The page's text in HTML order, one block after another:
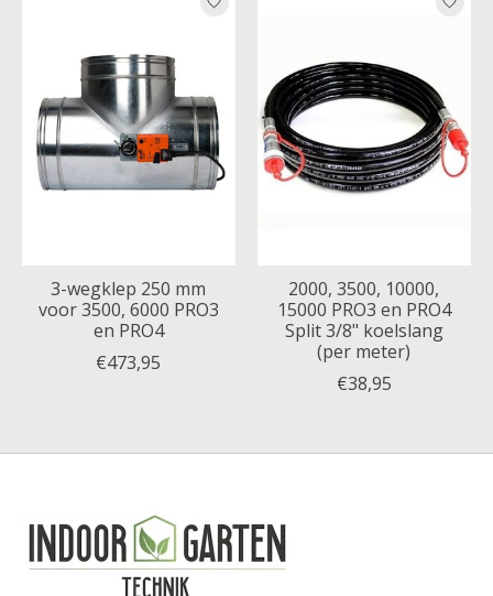
3-wegklep 250 mm
voor 3500, 6000 PRO3
en PRO4
€473,95
2000, 3500, 10000,
15000 PRO3 en PRO4
Split 3/8" koelslang
(per meter)
€38,95